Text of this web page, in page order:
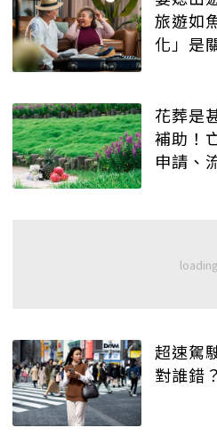
旅遊如
化」是
花葬是
補助！
申請、
超速駕
對誰錯